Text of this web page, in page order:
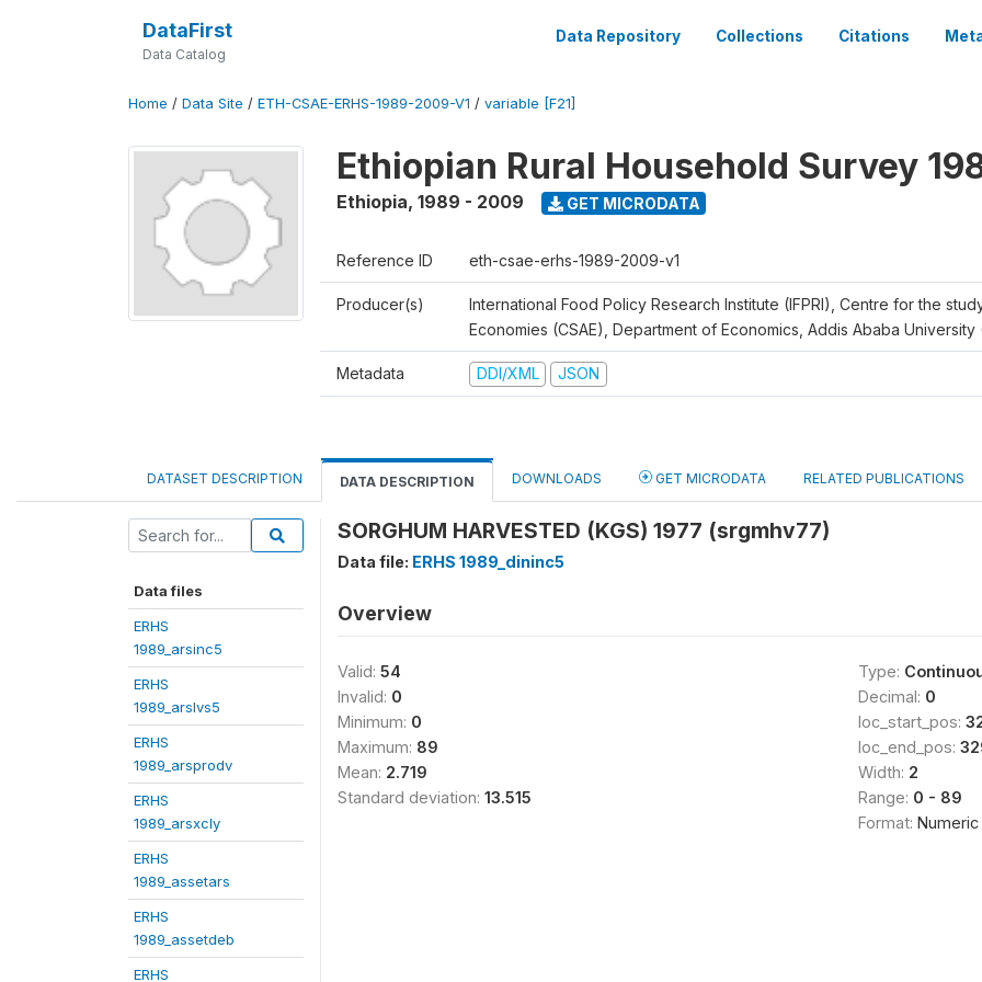
DataFirst
Data Catalog
Data Repository Collections Citations
Home / Data Site / ETH-CSAE-ERHS-1989-2009-V1 / variable [F21]
Ethiopian Rural Household Survey
Ethiopia, 1989 - 2009 GET MICRODATA
Reference ID eth-csae-erhs-1989-2009-v1
Producer(s)
International Food Policy Research Institute (IFPRI), Centre for the
Economies (CSAE), Department of Economics, Addis Ababa University
Metadata DDI/XML JSON
DATASET DESCRIPTION DATA DESCRIPTION DOWNLOADS GET MICRODATA RELATED PUBLICATIONS
Data files
ERHS
1989_arsinc5
ERHS
1989_arslvs5
ERHS
1989_arsprodv
ERHS
1989_arsxcly
ERHS
1989_assetars
ERHS
1989_assetdeb
ERHS
SORGHUM HARVESTED (KGS) 1977 (srgmhv77)
Data file: ERHS 1989_dininc5
Overview
Valid: 54
Invalid: 0
Minimum: 0
Maximum: 89
Mean: 2.719
Standard deviation: 13.515
Type:
Decimal: 0
loc_start_pos:
loc_end_pos:
Width: 2
Range: 0 - 89
Format: Numeric